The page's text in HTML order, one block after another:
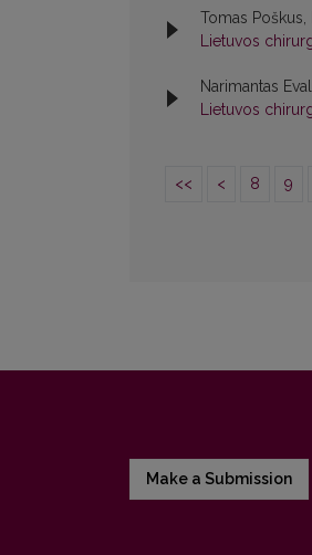
Tomas Poškus,
Lietuvos
Narimantas
Lietuvos
<< < 8 9
Make a Submission